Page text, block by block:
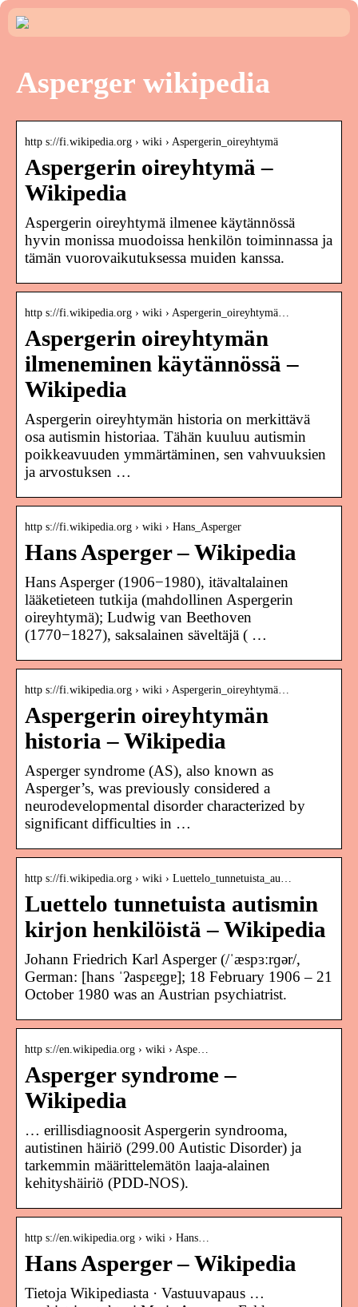
Asperger wikipedia
http s://fi.wikipedia.org › wiki › Aspergerin_oireyhtymä
Aspergerin oireyhtymä –
Wikipedia
Aspergerin oireyhtymä ilmenee käytännössä
hyvin monissa muodoissa henkilön toiminnassa ja
tämän vuorovaikutuksessa muiden kanssa.
http s://fi.wikipedia.org › wiki › Aspergerin_oireyhtymä…
Aspergerin oireyhtymän
ilmeneminen käytännössä –
Wikipedia
Aspergerin oireyhtymän historia on merkittävä
osa autismin historiaa. Tähän kuuluu autismin
poikkeavuuden ymmärtäminen, sen vahvuuksien
ja arvostuksen …
http s://fi.wikipedia.org › wiki › Hans_Asperger
Hans Asperger – Wikipedia
Hans Asperger (1906−1980), itävaltalainen
lääketieteen tutkija (mahdollinen Aspergerin
oireyhtymä); Ludwig van Beethoven
(1770−1827), saksalainen säveltäjä ( …
http s://fi.wikipedia.org › wiki › Aspergerin_oireyhtymä…
Aspergerin oireyhtymän
historia – Wikipedia
Asperger syndrome (AS), also known as
Asperger’s, was previously considered a
neurodevelopmental disorder characterized by
significant difficulties in …
http s://fi.wikipedia.org › wiki › Luettelo_tunnetuista_au…
Luettelo tunnetuista autismin
kirjon henkilöistä – Wikipedia
Johann Friedrich Karl Asperger (/ˈæspɜːrɡər/,
German: [hans ˈʔaspɛɐ̯ɡɐ]; 18 February 1906 – 21
October 1980 was an Austrian psychiatrist.
http s://en.wikipedia.org › wiki › Aspe…
Asperger syndrome –
Wikipedia
… erillisdiagnoosit Aspergerin syndrooma,
autistinen häiriö (299.00 Autistic Disorder) ja
tarkemmin määrittelemätön laaja-alainen
kehityshäiriö (PDD-NOS).
http s://en.wikipedia.org › wiki › Hans…
Hans Asperger – Wikipedia
Tietoja Wikipediasta · Vastuuvapaus …